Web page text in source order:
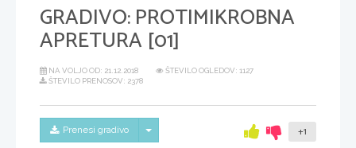
GRADIVO:PROTIMIKROBNA
APRETURA [01]
NA VOLJO OD: 21.12.2018
ŠTEVILO OGLEDOV: 1127
ŠTEVILO PRENOSOV: 2378
Prenesi gradivo Skrij/prikaži meni +1